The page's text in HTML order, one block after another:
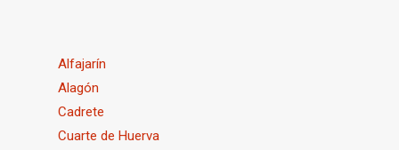
Alfajarín
Alagón
Cadrete
Cuarte de Huerva